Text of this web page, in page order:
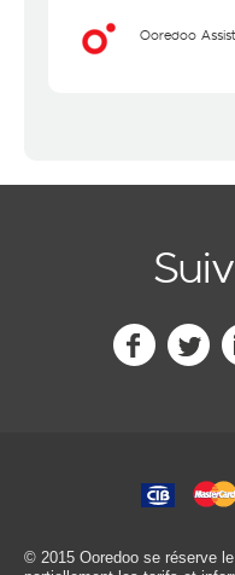
Ooredoo
© 2015 Ooredoo se réserve